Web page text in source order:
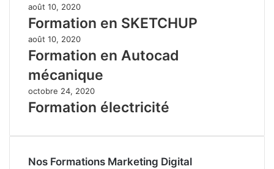
août 10, 2020
Formation en SKETCHUP
août 10, 2020
Formation en Autocad
mécanique
octobre 24, 2020
Formation électricité
Nos Formations Marketing Digital